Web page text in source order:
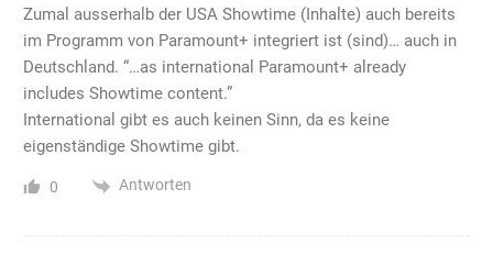
Zumal ausserhalb der USA Showtime (Inhalte) auch bereits
im Programm von Paramount+ integriert ist (sind)… auch in
Deutschland. “…as international Paramount+ already
includes Showtime content.”
International gibt es auch keinen Sinn, da es keine
eigenständige Showtime gibt.
0 Antworten